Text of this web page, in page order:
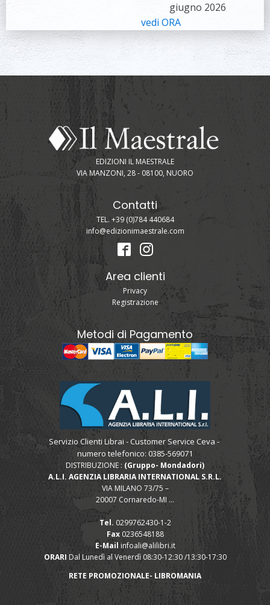
giugno 2026
vedi ORA
EDIZIONI IL MAESTRALE
VIA MANZONI, 28 - 08100, NUORO
Contatti
TEL. +39 (0)784 440684
info@edizionimaestrale.com
Area clienti
Privacy
Registrazione
Metodi di Pagamento
Servizio Clienti Librai - Customer Service Ceva -
numero telefonico: 0385-569071
DISTRIBUZIONE : (Gruppo- Mondadori)
A.L.I. AGENZIA LIBRARIA INTERNATIONAL S.R.L.
VIA MILANO 73/75 –
20007 Cornaredo-MI ...
Tel. 0299762430-1-2
Fax0236548188
E-Mail infoali@alilibri.it
ORARI Dal Lunedì al Venerdì 08:30-12:30 /13:30-17:30
RETE PROMOZIONALE- LIBROMANIA